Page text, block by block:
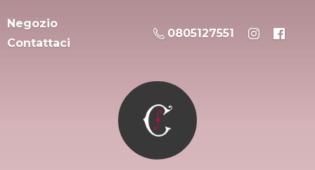
Negozio
Contattaci
0805127551